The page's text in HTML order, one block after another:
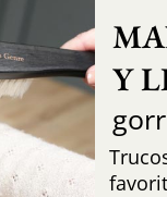
Y